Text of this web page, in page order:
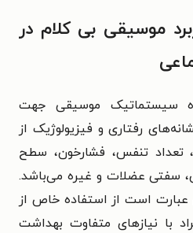
موسیقی بی کلام در
سیستماتیک موسیقی جهت
رفتاری و فیزیولوژیک از
تنفس، فشارخون، سطح
سفتی عضلات و غیره می‌باشد.
عبارت است از استفاده خاص از
با نیازهای متفاوت بهداشت